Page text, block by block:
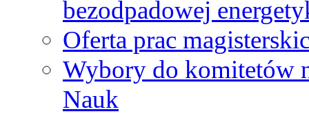
bezodpadowej
Oferta prac
Wybory do komitetów
Nauk